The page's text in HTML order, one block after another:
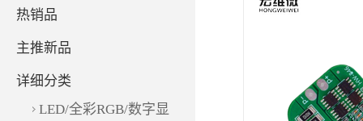
热销品
主推新品
详细分类
LED/全彩RGB/数字显